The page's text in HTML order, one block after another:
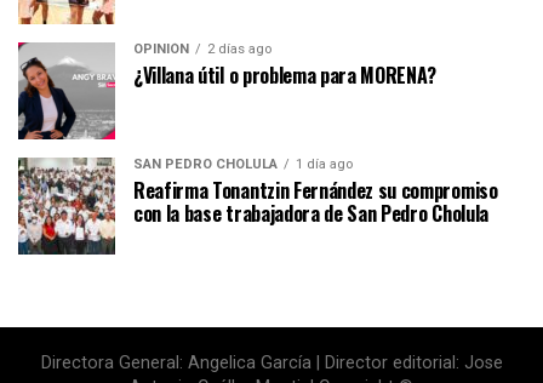
OPINIÓN 2 días ago
¿Villana útil o problema para MORENA?
SAN PEDRO CHOLULA 1 día ago
Reafirma Tonantzin Fernández su compromiso
con la base trabajadora de San Pedro Cholula
Directora General: Angelica García | Director editorial: Jose